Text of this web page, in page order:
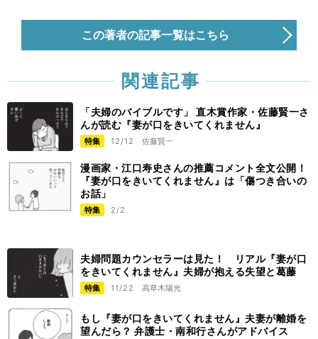
この著者の記事一覧はこちら
関連記事
「夫婦のバイブルです」 直木賞作家・佐藤賢一さ
んが読む『妻が口をきいてくれません』
特集 12/12 佐藤賢一
漫画家・江口寿史さんの推薦コメント全文公開！
『妻が口をきいてくれません』は「傷つき合いの
お話」
特集 2/2
夫婦問題カウンセラーは見た！ リアル『妻が口
をきいてくれません』夫婦が抱える失望と葛藤
特集 11/22 高草木陽光
もし『妻が口をきいてくれません』夫妻が離婚を
望んだら？ 弁護士・南和行さんがアドバイス